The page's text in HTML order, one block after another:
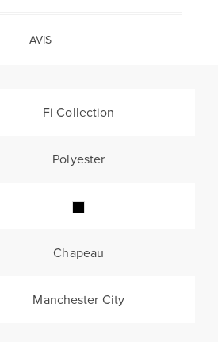
AVIS
Fi Collection
Polyester
Chapeau
Manchester City